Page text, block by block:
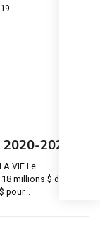
2021
VIE Le
millions $ dans